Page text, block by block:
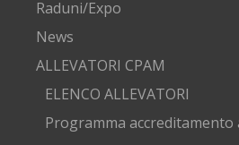
Raduni/Expo
News
ALLEVATORI CPAM
ELENCO ALLEVATORI
Programma accreditamento